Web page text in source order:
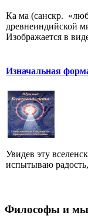
Ка ма (санскр.
древнеиндийской
Изображается в
Изначальная
Увидев эту
испытываю
Философы и